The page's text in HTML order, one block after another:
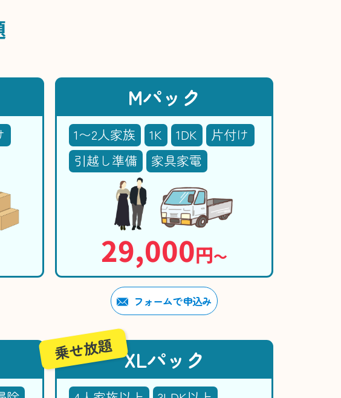
Mパック
1〜2人家族 1K 1DK
片付け
引越し準備
家具家電
29,000円〜
フォームで申込み
XLパック
乗せ放題